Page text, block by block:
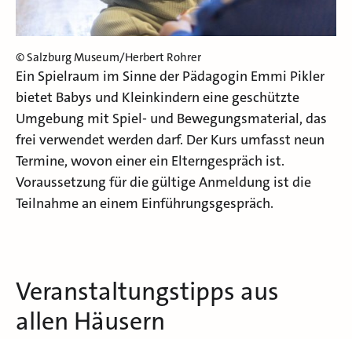
© Salzburg Museum/Herbert Rohrer
Ein Spielraum im Sinne der Pädagogin Emmi Pikler
bietet Babys und Kleinkindern eine geschützte
Umgebung mit Spiel- und Bewegungsmaterial, das
frei verwendet werden darf. Der Kurs umfasst neun
Termine, wovon einer ein Elterngespräch ist.
Voraussetzung für die gültige Anmeldung ist die
Teilnahme an einem Einführungsgespräch.
Veranstaltungstipps aus
allen Häusern